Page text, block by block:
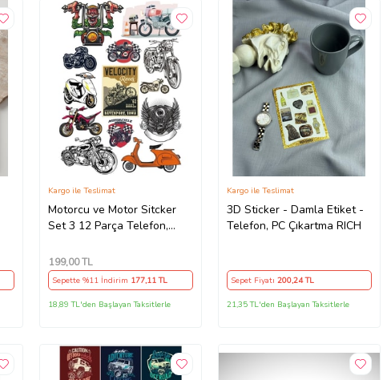
Motorcu ve Motor Sitcker
Set 3 12 Parça Telefon,
Sticker
Kargo ile Teslimat
199,00 TL
Sepette %11 İndirim 177,11 TL
18,89 TL'den Başlayan Taksitlerle
3D Sticker - Damla Etiket -
Telefon, PC Çıkartma RICH
Kargo ile Teslimat
Sepet Fiyatı200,24 TL
21,35 TL'den Başlayan Taksitlerle